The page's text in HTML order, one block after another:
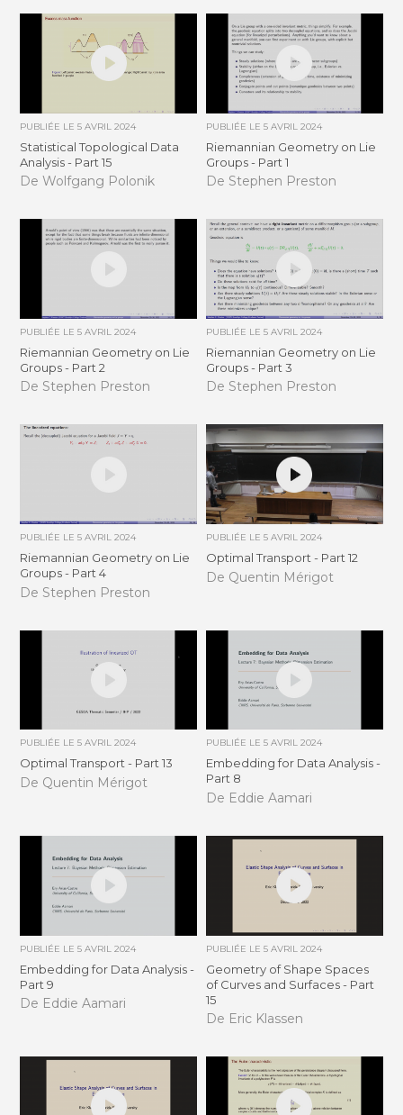
PUBLIÉE LE5 AVRIL 2024
Statistical Topological Data
Analysis - Part 15
De Wolfgang Polonik
PUBLIÉE LE 5 AVRIL 2024
Riemannian Geometry on Lie
Groups - Part 1
De Stephen Preston
PUBLIÉE LE5 AVRIL 2024
Riemannian Geometry on Lie
Groups - Part 2
De Stephen Preston
PUBLIÉE LE 5 AVRIL 2024
Riemannian Geometry on Lie
Groups - Part 3
De Stephen Preston
PUBLIÉE LE5 AVRIL 2024
Riemannian Geometry on Lie
Groups - Part 4
De Stephen Preston
PUBLIÉE LE 5 AVRIL 2024
Optimal Transport - Part 12
De Quentin Mérigot
PUBLIÉE LE5 AVRIL 2024
Optimal Transport - Part 13
De Quentin Mérigot
PUBLIÉE LE 5 AVRIL 2024
Embedding for Data Analysis -
Part 8
De Eddie Aamari
PUBLIÉE LE5 AVRIL 2024
Embedding for Data Analysis -
Part 9
De Eddie Aamari
PUBLIÉE LE 5 AVRIL 2024
Geometry of Shape Spaces
of Curves and Surfaces - Part
15
De Eric Klassen